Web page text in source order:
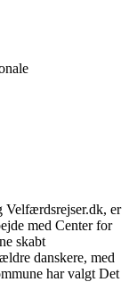
Velfærdsrejser.dk, er
med Center for
skabt
danskere, med
har valgt Det